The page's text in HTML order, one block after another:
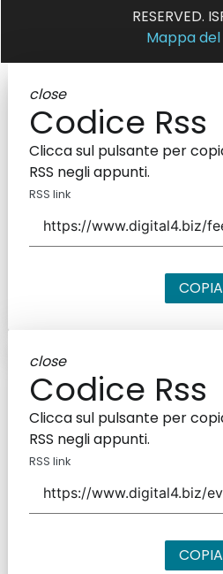
RESERVED.
Mappa
close
Codice Rss
Clicca sul pulsante per
RSS negli appunti.
RSS link
close
Codice Rss
Clicca sul pulsante per
RSS negli appunti.
RSS link